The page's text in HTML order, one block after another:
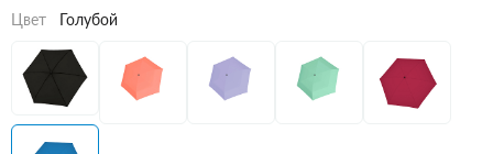
Цвет Голубой